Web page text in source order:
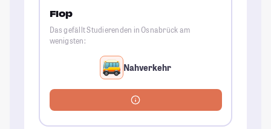
Flop
Das gefällt Studierenden in Osnabrück am
wenigsten:
Nahverkehr